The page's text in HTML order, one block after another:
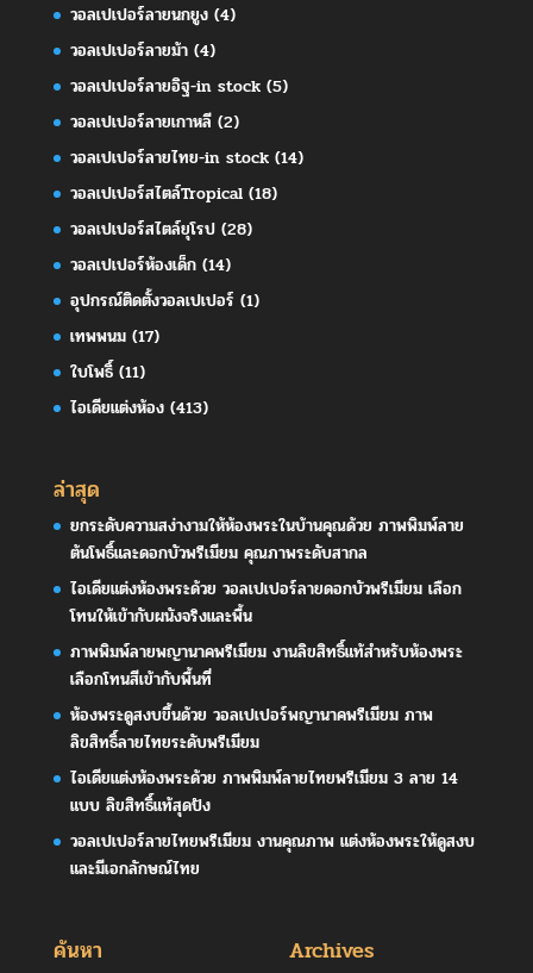
วอลเปเปอร์ลายนกยูง(4)
วอลเปเปอร์ลายม้า(4)
วอลเปเปอร์ลายอิฐ-in stock(5)
วอลเปเปอร์ลายเกาหลี(2)
วอลเปเปอร์ลายไทย-in stock(14)
วอลเปเปอร์สไตล์Tropical(18)
วอลเปเปอร์สไตล์ยุโรป(28)
วอลเปเปอร์ห้องเด็ก(14)
อุปกรณ์ติดตั้งวอลเปเปอร์ (1)
เทพพนม(17)
ใบโพธิ์(11)
ไอเดียแต่งห้อง(413)
ล่าสุด
ยกระดับความสง่างามให้ห้องพระในบ้านคุณด้วย ภาพพิมพ์ลาย
ต้นโพธิ์และดอกบัวพรีเมียม คุณภาพระดับสากล
ไอเดียแต่งห้องพระด้วย วอลเปเปอร์ลายดอกบัวพรีเมียม เลือก
โทนให้เข้ากับผนังจริงและพื้น
ภาพพิมพ์ลายพญานาคพรีเมียม งานลิขสิทธิ์แท้สำหรับห้องพระ
เลือกโทนสีเข้ากับพื้นที่
ห้องพระดูสงบขึ้นด้วย วอลเปเปอร์พญานาคพรีเมียม ภาพ
ลิขสิทธิ์ลายไทยระดับพรีเมียม
ไอเดียแต่งห้องพระด้วย ภาพพิมพ์ลายไทยพรีเมียม 3 ลาย 14
แบบ ลิขสิทธิ์แท้สุดปัง
วอลเปเปอร์ลายไทยพรีเมียม งานคุณภาพ แต่งห้องพระให้ดูสงบ
และมีเอกลักษณ์ไทย
ค้นหา Archives